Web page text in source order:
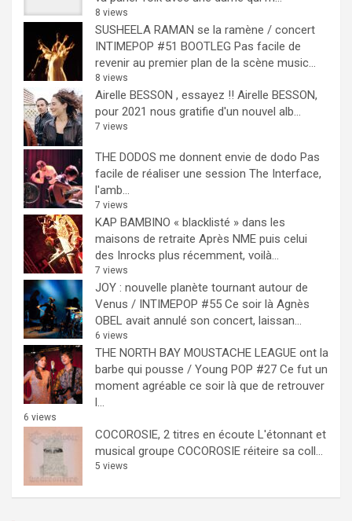
8 views
SUSHEELA RAMAN se la ramène / concert
INTIMEPOP #51 BOOTLEG Pas facile de
revenir au premier plan de la scène music...
8 views
Airelle BESSON , essayez !! Airelle BESSON,
pour 2021 nous gratifie d'un nouvel alb...
7 views
THE DODOS me donnent envie de dodo Pas
facile de réaliser une session The Interface,
l'amb...
7 views
KAP BAMBINO « blacklisté » dans les
maisons de retraite Après NME puis celui
des Inrocks plus récemment, voilà...
7 views
JOY : nouvelle planète tournant autour de
Venus / INTIMEPOP #55 Ce soir là Agnès
OBEL avait annulé son concert, laissan...
6 views
THE NORTH BAY MOUSTACHE LEAGUE ont la
barbe qui pousse / Young POP #27 Ce fut un
moment agréable ce soir là que de retrouver
l...
6 views
COCOROSIE, 2 titres en écoute L'étonnant et
musical groupe COCOROSIE réiteire sa coll...
5 views